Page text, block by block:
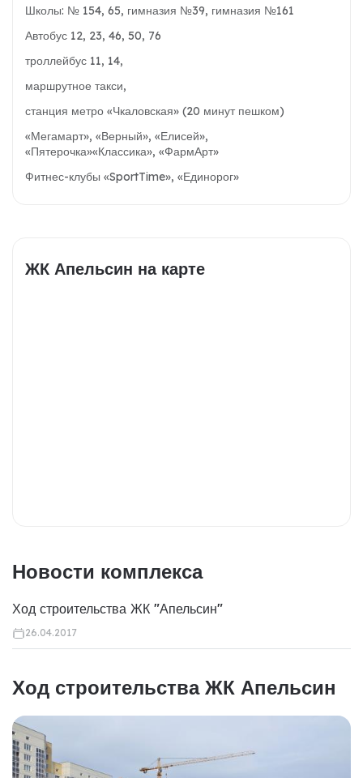
Школы: № 154, 65, гимназия №39, гимназия №161
Автобус 12, 23, 46, 50, 76
троллейбус 11, 14,
маршрутное такси,
станция метро «Чкаловская» (20 минут пешком)
«Мегамарт», «Верный», «Елисей»,
«Пятерочка»«Классика», «ФармАрт»
Фитнес-клубы «SportTime», «Единорог»
ЖК Апельсин на карте
Новости комплекса
Ход строительства ЖК "Апельсин"
26.04.2017
Ход строительства ЖК Апельсин